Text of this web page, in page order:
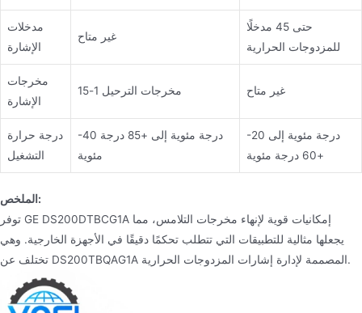
مدخلات
الإشارة
غير متاح
حتى 45 مدخلًا
للمزدوجات الحرارية
مخرجات
الإشارة
مخرجات الترحيل 1-15 غير متاح
درجة حرارة
التشغيل
-40 درجة مئوية إلى +85 درجة
مئوية
-20 درجة مئوية إلى
+60 درجة مئوية
الملخص:
توفر GE DS200DTBCG1A إمكانيات قوية لإنهاء مخرجات التلامس، مما
يجعلها مثالية للتطبيقات التي تتطلب تحكمًا دقيقًا في الأجهزة الخارجية. وهي
تختلف عن DS200TBQAG1A المصممة لإدارة إشارات المزدوجات الحرارية.